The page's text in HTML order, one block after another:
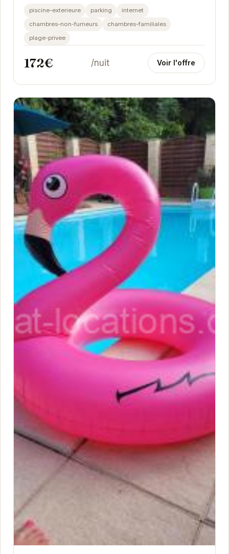
l'endroit idéal pour se détendre et se ressourcer....
piscine-exterieure parking
internet
chambres-non-fumeurs
chambres-familiales
plage-privee
172€ /nuit Voir l'offre